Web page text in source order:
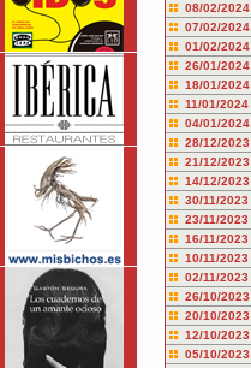
08/02/2024
07/02/2024
01/02/2024
26/01/2024
18/01/2024
11/01/2024
04/01/2024
28/12/2023
21/12/2023
14/12/2023
30/11/2023
23/11/2023
16/11/2023
10/11/2023
02/11/2023
26/10/2023
20/10/2023
12/10/2023
05/10/2023